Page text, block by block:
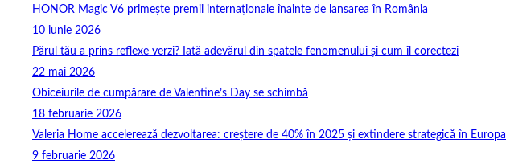
HONOR Magic V6 primește premii internaționale înainte de lansarea în România
10 iunie 2026
Părul tău a prins reflexe verzi? Iată adevărul din spatele fenomenului și cum îl corectezi
22 mai 2026
Obiceiurile de cumpărare de Valentine’s Day se schimbă
18 februarie 2026
Valeria Home accelerează dezvoltarea: creștere de 40% în 2025 și extindere strategică în Europa
9 februarie 2026